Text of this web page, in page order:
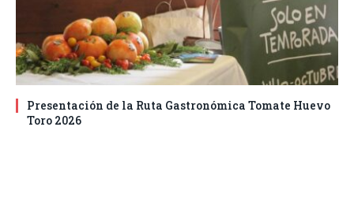
Presentación de la Ruta Gastronómica Tomate Huevo
Toro 2026